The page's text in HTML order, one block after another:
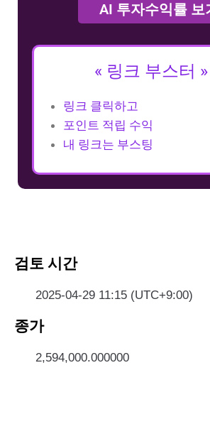
AI 투자수익률 보
« 링크 부스터 »
링크 클릭하고
포인트 적립 수익
내 링크는 부스팅
검토 시간
2025-04-29 11:15 (UTC+9:00)
종가
2,594,000.000000